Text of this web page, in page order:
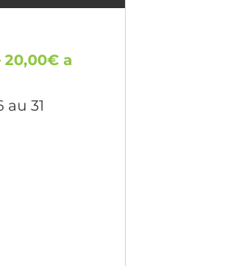
20,00€ a
au 31